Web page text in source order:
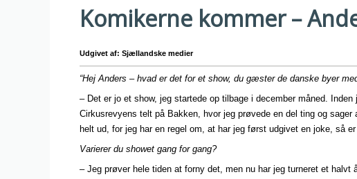
Komikerne kommer –
Udgivet af: Sjællandske medier
“Hej Anders – hvad er det for et show, du gæster de danske byer
– Det er jo et show, jeg startede op tilbage i december måned.
Cirkusrevyens telt på Bakken, hvor jeg prøvede en del ting og
helt ud, for jeg har en regel om, at har jeg først udgivet en joke, så
Varierer du showet gang for gang?
– Jeg prøver hele tiden at forny det, men nu har jeg turneret et